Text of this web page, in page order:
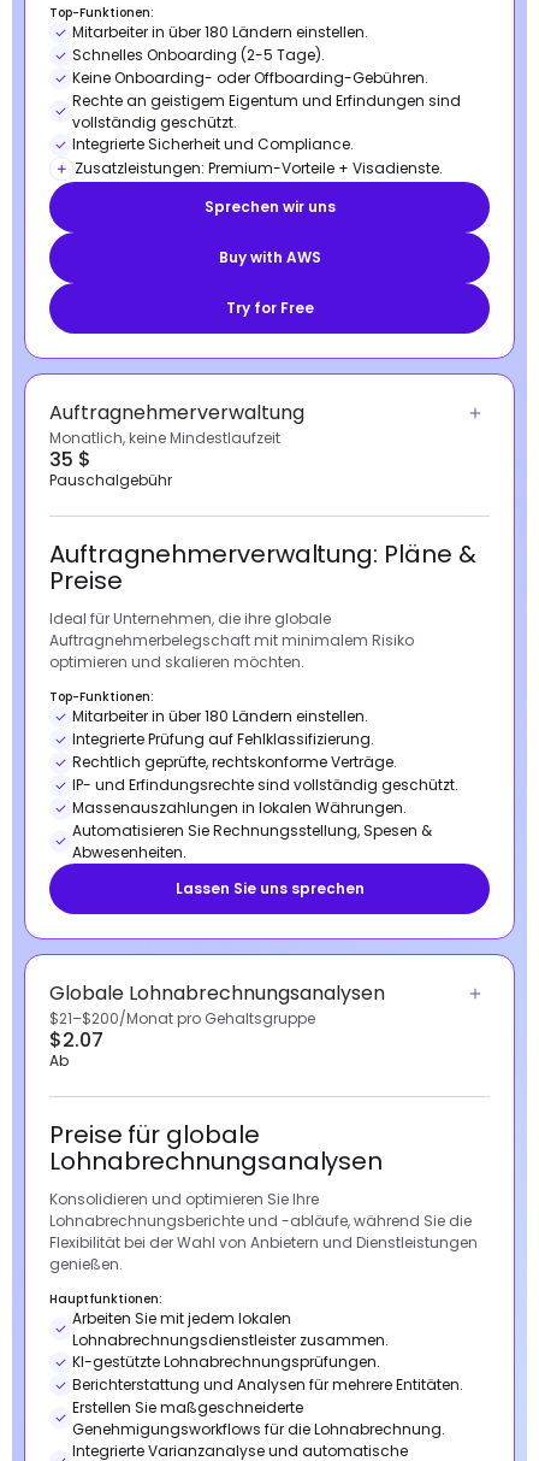
Top-Funktionen:
Mitarbeiter in über 180 Ländern einstellen.
Schnelles Onboarding (2-5 Tage).
Keine Onboarding- oder Offboarding-Gebühren.
Rechte an geistigem Eigentum und Erfindungen sind
vollständig geschützt.
Integrierte Sicherheit und Compliance.
Zusatzleistungen: Premium-Vorteile + Visadienste.
Sprechen wir uns
Buy with AWS
Try for Free
Auftragnehmerverwaltung
Monatlich, keine Mindestlaufzeit
35 $
Pauschalgebühr
Auftragnehmerverwaltung: Pläne &
Preise
Ideal für Unternehmen, die ihre globale
Auftragnehmerbelegschaft mit minimalem Risiko
optimieren und skalieren möchten.
Top-Funktionen:
Mitarbeiter in über 180 Ländern einstellen.
Integrierte Prüfung auf Fehlklassifizierung.
Rechtlich geprüfte, rechtskonforme Verträge.
IP- und Erfindungsrechte sind vollständig geschützt.
Massenauszahlungen in lokalen Währungen.
Automatisieren Sie Rechnungsstellung, Spesen &
Abwesenheiten.
Lassen Sie uns sprechen
Globale Lohnabrechnungsanalysen
$21–$200/Monat pro Gehaltsgruppe
$2.07
Ab
Preise für globale
Lohnabrechnungsanalysen
Konsolidieren und optimieren Sie Ihre
Lohnabrechnungsberichte und -abläufe, während Sie die
Flexibilität bei der Wahl von Anbietern und Dienstleistungen
genießen.
Hauptfunktionen:
Arbeiten Sie mit jedem lokalen
Lohnabrechnungsdienstleister zusammen.
KI-gestützte Lohnabrechnungsprüfungen.
Berichterstattung und Analysen für mehrere Entitäten.
Erstellen Sie maßgeschneiderte
Genehmigungsworkflows für die Lohnabrechnung.
Integrierte Varianzanalyse und automatische